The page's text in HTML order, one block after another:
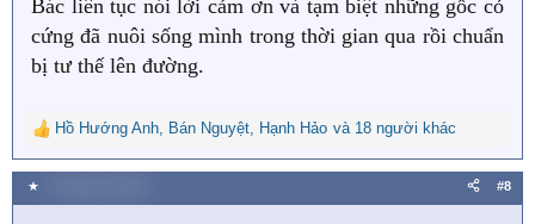
Bác liên tục nói lời cảm ơn và tạm biệt những gốc cỏ
cứng đã nuôi sống mình trong thời gian qua rồi chuẩn
bị tư thế lên đường.
R
e
a
c
Hồ Hướng Anh, Bán Nguyệt, Hạnh Hảo và 18 người khác
★ #8